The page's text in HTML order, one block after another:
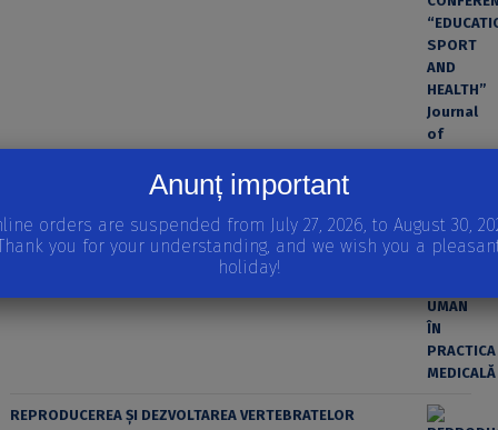
EROAREA ȘI FACTORUL UMAN ÎN PRACTICA MEDICALĂ
REPRODUCEREA ȘI DEZVOLTAREA VERTEBRATELOR
Anunț important
orders are suspended from July 27, 2026, to August 30,
you for your understanding, and we wish you a
holiday!